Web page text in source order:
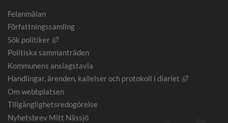
Felanmälan
Författningssamling
Sök politiker
Länk till annan webbplats, öppnas i nytt fönster.
Politiska sammanträden
Kommunens anslagstavla
Handlingar, ärenden, kallelser och protokoll i diariet
Länk till
Om webbplatsen
Tillgänglighetsredogörelse
Nyhetsbrev Mitt Nässjö